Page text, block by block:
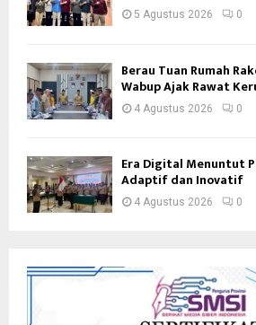
5 Agustus 2026 0
Berau Tuan Rumah
Wabup Ajak Rawat
4 Agustus 2026 0
Era Digital Menuntut
Adaptif dan Inovatif
4 Agustus 2026 0